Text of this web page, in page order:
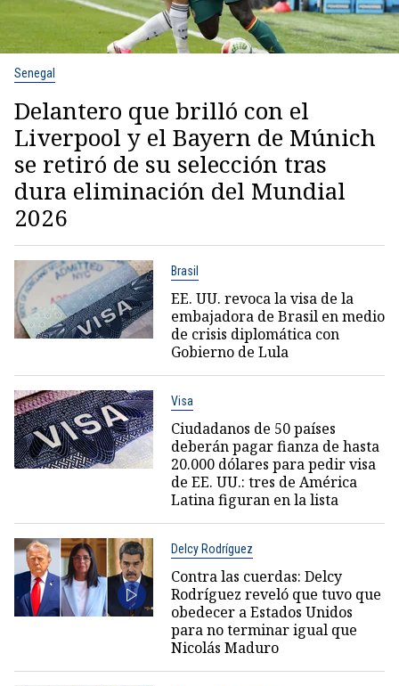
Senegal
Delantero que brilló con el
Liverpool y el Bayern de Múnich
se retiró de su selección tras
dura eliminación del Mundial
2026
Brasil
EE. UU. revoca la visa de la
embajadora de Brasil en medio
de crisis diplomática con
Gobierno de Lula
Visa
Ciudadanos de 50 países
deberán pagar fianza de hasta
20.000 dólares para pedir visa
de EE. UU.: tres de América
Latina figuran en la lista
Delcy Rodríguez
Contra las cuerdas: Delcy
Rodríguez reveló que tuvo que
obedecer a Estados Unidos
para no terminar igual que
Nicolás Maduro